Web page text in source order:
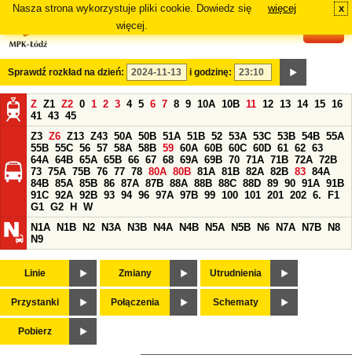
Nasza strona wykorzystuje pliki cookie. Dowiedz się
więcej.
więcej x
Sprawdź rozkład na dzień: i godzinę:
Z Z1 Z2 0 1 2 3 4 5 6 7 8 9 10A 10B 11 12 13 14 15 16
41 43 45
Z3 Z6 Z13 Z43 50A 50B 51A 51B 52 53A 53C 53B 54B 55A
55B 55C 56 57 58A 58B 59 60A 60B 60C 60D 61 62 63
64A 64B 65A 65B 66 67 68 69A 69B 70 71A 71B 72A 72B
73 75A 75B 76 77 78 80A 80B 81A 81B 82A 82B 83 84A
84B 85A 85B 86 87A 87B 88A 88B 88C 88D 89 90 91A 91B
91C 92A 92B 93 94 96 97A 97B 99 100 101 201 202 6.
F1
G1 G2 H
W
N1A
N1B N2 N3A N3B N4A N4B N5A N5B N6 N7A N7B
N8
N9
Linie Zmiany Utrudnienia
Przystanki Połączenia Schematy
Pobierz